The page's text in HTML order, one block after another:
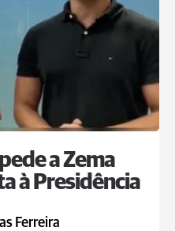
a Zema
à Presidência
Ferreira